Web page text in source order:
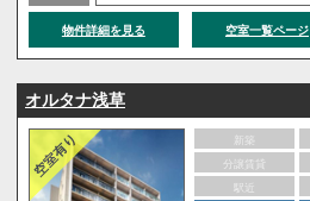
物件詳細を見る 空室一覧ページ
オルタナ浅草
新築
分譲賃貸
駅近